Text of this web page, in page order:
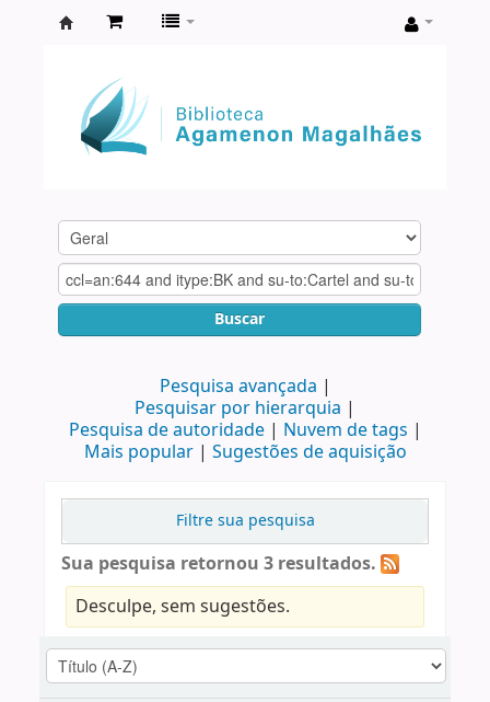
Agamenon
Magalhães
Buscar
Pesquisa avançada
Pesquisar por hierarquia
Pesquisa de autoridade
Nuvem de tags
Mais popular
Sugestões de aquisição
Filtre sua pesquisa
Sua pesquisa retornou 3 resultados.
Desculpe, sem sugestões.